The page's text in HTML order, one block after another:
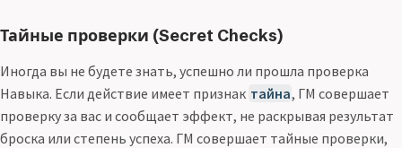
Тайные проверки (Secret Checks)
Иногда вы не будете знать, успешно ли прошла проверка
Навыка. Если действие имеет признак тайна, ГМ совершает
проверку за вас и сообщает эффект, не раскрывая результат
броска или степень успеха. ГМ совершает тайные проверки,